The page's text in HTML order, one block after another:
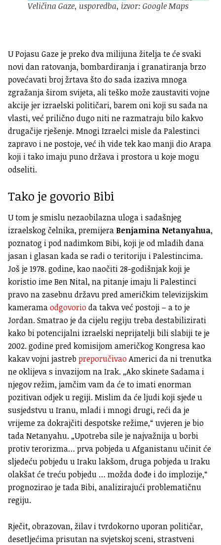
Veličina Gaze, usporedba, izvor: Google Maps
U Pojasu Gaze je preko dva milijuna žitelja te će svaki
novi dan ratovanja, bombardiranja i granatiranja brzo
povećavati broj žrtava što do sada izaziva mnoga
zgražanja širom svijeta, ali teško može zaustaviti vojne
akcije jer izraelski političari, barem oni koji su sada na
vlasti, već prilično dugo niti ne razmatraju bilo kakvo
drugačije rješenje. Mnogi Izraelci misle da Palestinci
zapravo i ne postoje, već ih vide tek kao manji dio Arapa
koji i tako imaju puno država i prostora u koje mogu
odseliti.
Tako je govorio Bibi
U tom je smislu nezaobilazna uloga i sadašnjeg
izraelskog čelnika, premijera Benjamina Netanyahua,
poznatog i pod nadimkom Bibi, koji je od mladih dana
jasan i glasan kada se radi o teritoriju i Palestincima.
Još je 1978. godine, kao naočiti 28-godišnjak koji je
koristio ime Ben Nital, na pitanje imaju li Palestinci
pravo na zasebnu državu pred američkim televizijskim
kameramaodgovorioda takva već postoji – a to je
Jordan. Smatrao je da cijelu regiju treba destabilizirati
kako bi potencijalni izraelski neprijatelji bili slabiji te je
2002. godine pred komisijom američkog Kongresa kao
kakav vojni jastrebpreporučivaoAmerici da ni trenutka
ne oklijeva s invazijom na Irak. „Ako skinete Sadama i
njegov režim, jamčim vam da će to imati enorman
pozitivan odjek u regiji. Mislim da će ljudi koji sjede u
susjedstvu u Iranu, mladi i mnogi drugi, reći da je
vrijeme za dokrajčiti despotske režime,“ uvjeren je bio
tada Netanyahu. „Upotreba sile je najvažnija u borbi
protiv terorizma… prva pobjeda u Afganistanu učinit će
sljedeću pobjedu u Iraku lakšom, druga pobjeda u Iraku
olakšat će treću pobjedu … možda dođe i do implozije,“
prognozirao je tada Bibi, analizirajući problematičnu
regiju.
Rječit, obrazovan, žilav i tvrdokorno uporan političar,
desetljećima prisutan na svjetskoj sceni, strastveni